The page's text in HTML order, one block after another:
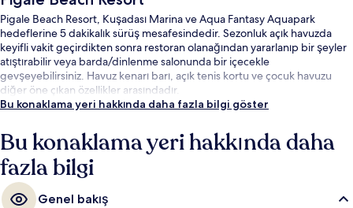
Pigale Beach Resort, Kuşadası Marina ve Aqua Fantasy Aquapark
hedeflerine 5 dakikalık sürüş mesafesindedir. Sezonluk açık havuzda
keyifli vakit geçirdikten sonra restoran olanağından yararlanıp bir şeyler
atıştırabilir veya barda/dinlenme salonunda bir içecekle
gevşeyebilirsiniz. Havuz kenarı barı, açık tenis kortu ve çocuk havuzu
diğer öne çıkan özellikler arasındadır.
Bu konaklama yeri hakkında daha fazla bilgi göster
Bu konaklama yeri hakkında daha
fazla bilgi
Genel bakış